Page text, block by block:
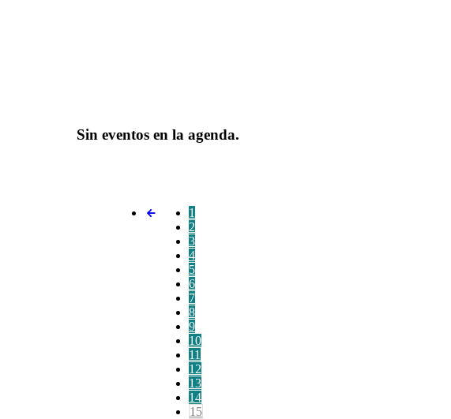
Sin eventos en la agenda.
1
2
3
4
5
6
7
8
9
10
11
12
13
14
15